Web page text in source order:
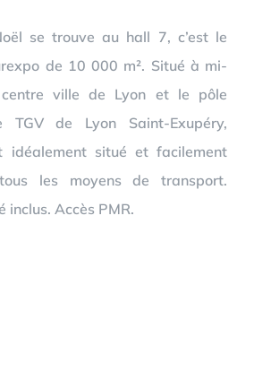
se trouve au hall 7, c’est le
de 10 000 m². Situé à mi-
ville de Lyon et le pôle
de Lyon Saint-Exupéry,
idéalement situé et facilement
les moyens de transport.
inclus. Accès PMR.